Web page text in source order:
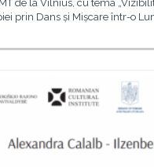
de la Vilnius, cu tema
prin Dans și Mișcare într-o